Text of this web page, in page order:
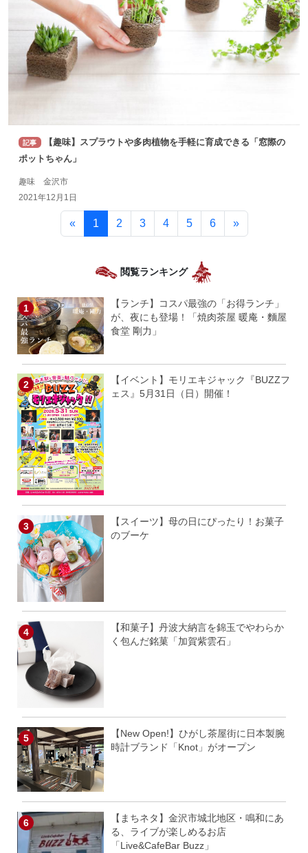
記事
【趣味】スプラウトや多肉植物を手軽に育成できる「窓際の
ポットちゃん」
趣味 金沢市
2021年12月1日
« 1 2 3 4 5 6 »
閲覧ランキング
【ランチ】コスパ最強の「お得ランチ」
が、夜にも登場！「焼肉茶屋 暖庵・麵屋
食堂 剛力」
【イベント】モリエキジャック『BUZZフ
ェス』5月31日（日）開催！
【スイーツ】母の日にぴったり！お菓子
のブーケ
【和菓子】丹波大納言を錦玉でやわらか
く包んだ銘菓「加賀紫雲石」
【New Open!】ひがし茶屋街に日本製腕
時計ブランド「Knot」がオープン
【まちネタ】金沢市城北地区・鳴和にあ
る、ライブが楽しめるお店
「Live&CafeBar Buzz」